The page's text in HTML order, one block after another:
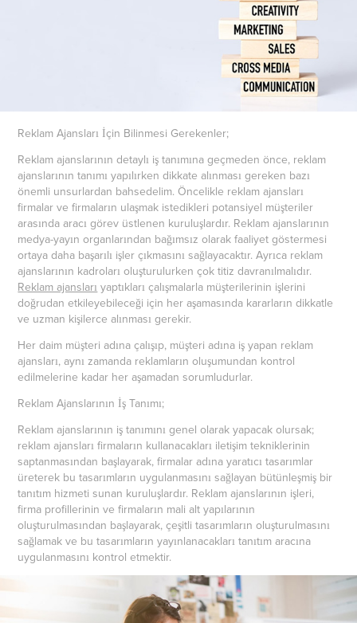
Reklam Ajansları İçin Bilinmesi Gerekenler;
Reklam ajanslarının detaylı iş tanımına geçmeden önce, reklam
ajanslarının tanımı yapılırken dikkate alınması gereken bazı
önemli unsurlardan bahsedelim. Öncelikle reklam ajansları
firmalar ve firmaların ulaşmak istedikleri potansiyel müşteriler
arasında aracı görev üstlenen kuruluşlardır. Reklam ajanslarının
medya-yayın organlarından bağımsız olarak faaliyet göstermesi
ortaya daha başarılı işler çıkmasını sağlayacaktır. Ayrıca reklam
ajanslarının kadroları oluşturulurken çok titiz davranılmalıdır.
Reklam ajansları yaptıkları çalışmalarla müşterilerinin işlerini
doğrudan etkileyebileceği için her aşamasında kararların dikkatle
ve uzman kişilerce alınması gerekir.
Her daim müşteri adına çalışıp, müşteri adına iş yapan reklam
ajansları, aynı zamanda reklamların oluşumundan kontrol
edilmelerine kadar her aşamadan sorumludurlar.
Reklam Ajanslarının İş Tanımı;
Reklam ajanslarının iş tanımını genel olarak yapacak olursak;
reklam ajansları firmaların kullanacakları iletişim tekniklerinin
saptanmasından başlayarak, firmalar adına yaratıcı tasarımlar
üreterek bu tasarımların uygulanmasını sağlayan bütünleşmiş bir
tanıtım hizmeti sunan kuruluşlardır. Reklam ajanslarının işleri,
firma profillerinin ve firmaların mali alt yapılarının
oluşturulmasından başlayarak, çeşitli tasarımların oluşturulmasını
sağlamak ve bu tasarımların yayınlanacakları tanıtım aracına
uygulanmasını kontrol etmektir.